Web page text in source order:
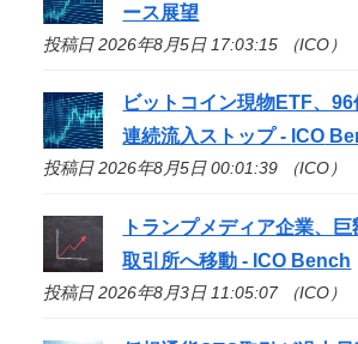
ース展望
投稿日 2026年8月5日 17:03:15 （ICO）
ビットコイン現物ETF、
連続流入ストップ - ICO
投稿日 2026年8月5日 00:01:39 （ICO）
トランプメディア企業、
取引所へ移動 - ICO Bench
投稿日 2026年8月3日 11:05:07 （ICO）